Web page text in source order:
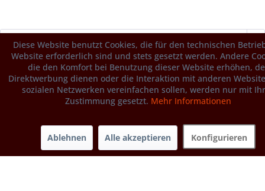
Diese Website benutzt Cookies, die für den technischen
Website erforderlich sind und stets gesetzt werden. Andere
die den Komfort bei Benutzung dieser Website erhöhen,
Direktwerbung dienen oder die Interaktion mit anderen
sozialen Netzwerken vereinfachen sollen, werden nur mit
Zustimmung gesetzt. Mehr Informationen
Ablehnen Alle akzeptieren Konfigurieren